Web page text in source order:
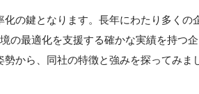
の鍵となります。長年にわたり多くの
の最適化を支援する確かな実績を持つ企
から、同社の特徴と強みを探ってみま